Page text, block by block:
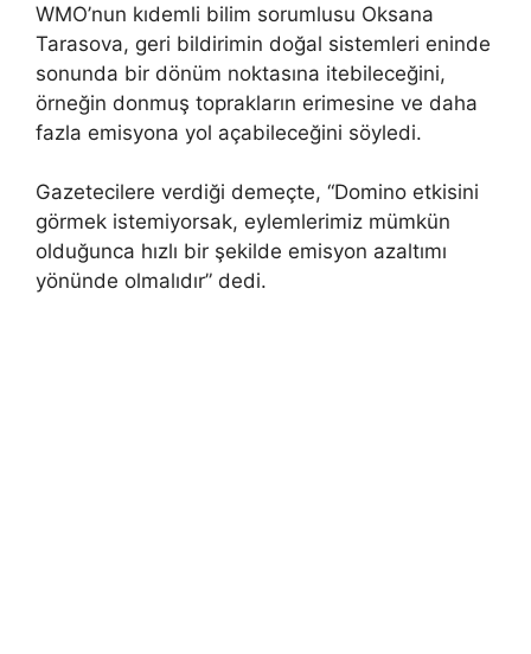
WMO’nun kıdemli bilim sorumlusu Oksana
Tarasova, geri bildirimin doğal sistemleri eninde
sonunda bir dönüm noktasına itebileceğini,
örneğin donmuş toprakların erimesine ve daha
fazla emisyona yol açabileceğini söyledi.
Gazetecilere verdiği demeçte, “Domino etkisini
görmek istemiyorsak, eylemlerimiz mümkün
olduğunca hızlı bir şekilde emisyon azaltımı
yönünde olmalıdır” dedi.